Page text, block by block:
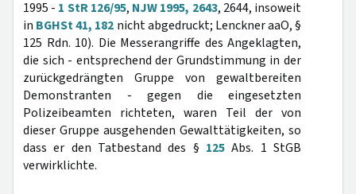
1995 - 1 StR 126/95, NJW 1995, 2643, 2644, insoweit
in BGHSt 41, 182 nicht abgedruckt; Lenckner aaO, §
125 Rdn. 10). Die Messerangriffe des Angeklagten,
die sich - entsprechend der Grundstimmung in der
zurückgedrängten Gruppe von gewaltbereiten
Demonstranten - gegen die eingesetzten
Polizeibeamten richteten, waren Teil der von
dieser Gruppe ausgehenden Gewalttätigkeiten, so
dass er den Tatbestand des § 125 Abs. 1 StGB
verwirklichte.